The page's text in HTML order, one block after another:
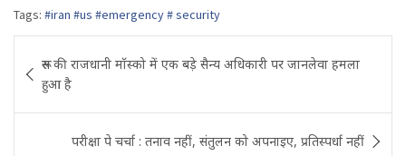
Tags: #iran #us #emergency # security
navigation
रूस की राजधानी मॉस्को में एक बड़े सैन्य अधिकारी पर जानलेवा हमला
हुआ है
परीक्षा पे चर्चा : तनाव नहीं, संतुलन को अपनाइए, प्रतिस्पर्धा नहीं